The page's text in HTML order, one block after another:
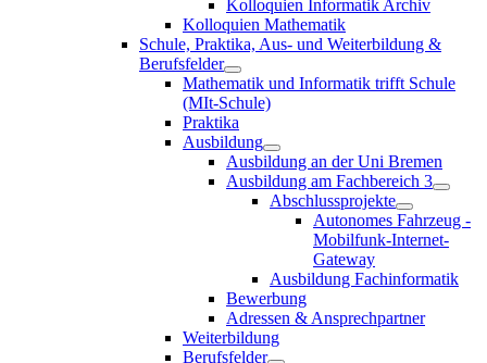
Kolloquien Informatik Archiv
Kolloquien Mathematik
Schule, Praktika, Aus- und Weiterbildung &
Berufsfelder
Mathematik und Informatik trifft Schule
(MIt-Schule)
Praktika
Ausbildung
Ausbildung an der Uni Bremen
Ausbildung am Fachbereich 3
Abschlussprojekte
Autonomes Fahrzeug -
Mobilfunk-Internet-
Gateway
Ausbildung Fachinformatik
Bewerbung
Adressen & Ansprechpartner
Weiterbildung
Berufsfelder